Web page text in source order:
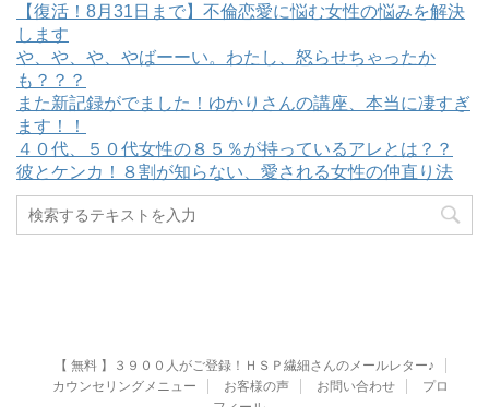
【復活！8月31日まで】不倫恋愛に悩む女性の悩みを解決
します
や、や、や、やばーーい。わたし、怒らせちゃったか
も？？？
また新記録がでました！ゆかりさんの講座、本当に凄すぎ
ます！！
４０代、５０代女性の８５％が持っているアレとは？？
彼とケンカ！８割が知らない、愛される女性の仲直り法
【 無料 】３９００人がご登録！ＨＳＰ繊細さんのメールレター♪
カウンセリングメニュー
お客様の声 お問い合わせ
プロ